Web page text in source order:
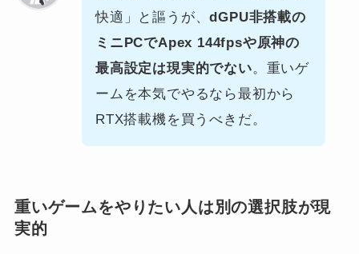
快適」と謳うが、dGPU非搭載の
ミニPCでApex 144fpsや原神の
最高設定は現実的でない。重いゲ
ームを本気でやるなら最初から
RTX搭載機を買うべきだ。
重いゲームをやりたい人は別の選択肢が現
実的